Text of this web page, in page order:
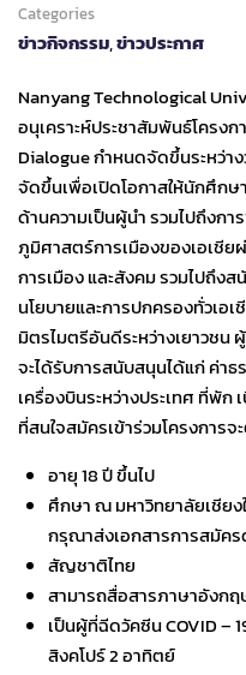
Categories
ข่าวกิจกรรม,ข่าวประกาศ
Nanyang Technological
อนุเคราะห์ประชาสัมพันธ์โครง
Dialogue กำหนดจัดขึ้นระหว่า
จัดขึ้นเพื่อเปิดโอกาสให้นักศึก
ด้านความเป็นผู้นำ รวมไปถึงก
ภูมิศาสตร์การเมืองของเอเชี
การเมือง และสังคม รวมไปถึง
นโยบายและการปกครองทั่วเอ
มิตรไมตรีอันดีระหว่างเยาวชน
จะได้รับการสนับสนุนได้แก่ ค่าธ
เครื่องบินระหว่างประเทศ ที่พัก
ที่สนใจสมัครเข้าร่วมโครงกา
อายุ 18 ปี ขึ้นไป
ศึกษา ณ มหาวิทยาลัยเชีย
กรุณาส่งเอกสารการสมัค
สัญชาติไทย
สามารถสื่อสารภาษาอังกฤ
เป็นผู้ที่ฉีดวัคซีน COVID –
สิงคโปร์ 2 อาทิตย์